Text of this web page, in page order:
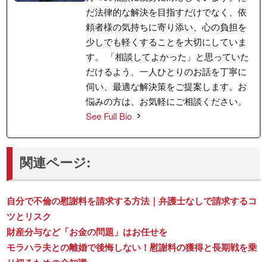
だ法律的な解決を目指すだけでなく、依
頼者様の気持ちに寄り添い、心の負担を
少しでも軽くすることを大切にしていま
す。 「相談してよかった」と思っていた
だけるよう、一人ひとりのお話を丁寧に
伺い、最適な解決策をご提案します。お
悩みの方は、お気軽にご相談ください。
See Full Bio
関連ページ:
自分で不倫の慰謝料を請求する方法｜弁護士なしで請求するコ
ツとリスク
財産分与など「お金の問題」はお任せを
モラハラ夫との離婚で後悔しない！慰謝料の獲得と長期戦を乗